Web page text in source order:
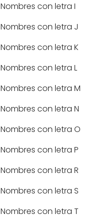
Nombres con letra I
Nombres con letra J
Nombres con letra K
Nombres con letra L
Nombres con letra M
Nombres con letra N
Nombres con letra O
Nombres con letra P
Nombres con letra R
Nombres con letra S
Nombres con letra T